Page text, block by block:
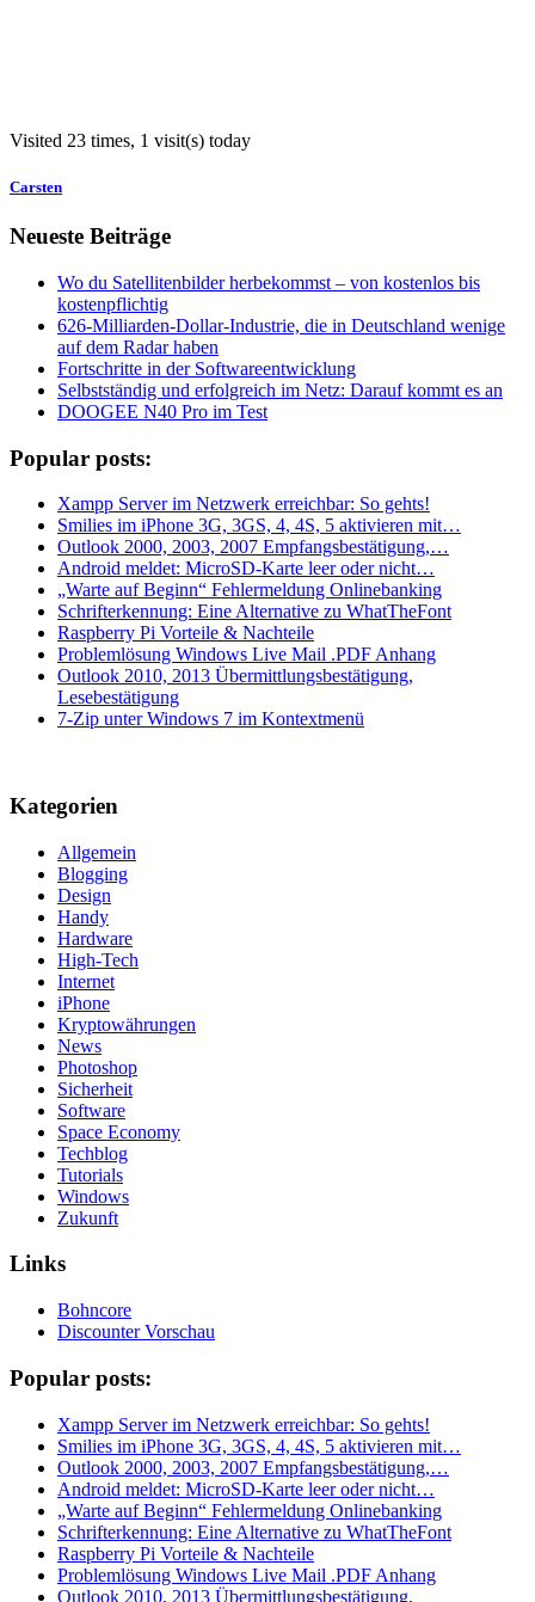
Visited 23 times, 1 visit(s) today
Carsten
Neueste Beiträge
Wo du Satellitenbilder herbekommst – von kostenlos bis
kostenpflichtig
626-Milliarden-Dollar-Industrie, die in Deutschland wenige
auf dem Radar haben
Fortschritte in der Softwareentwicklung
Selbstständig und erfolgreich im Netz: Darauf kommt es an
DOOGEE N40 Pro im Test
Popular posts:
Xampp Server im Netzwerk erreichbar: So gehts!
Smilies im iPhone 3G, 3GS, 4, 4S, 5 aktivieren mit…
Outlook 2000, 2003, 2007 Empfangsbestätigung,…
Android meldet: MicroSD-Karte leer oder nicht…
„Warte auf Beginn“ Fehlermeldung Onlinebanking
Schrifterkennung: Eine Alternative zu WhatTheFont
Raspberry Pi Vorteile & Nachteile
Problemlösung Windows Live Mail .PDF Anhang
Outlook 2010, 2013 Übermittlungsbestätigung,
Lesebestätigung
7-Zip unter Windows 7 im Kontextmenü
Kategorien
Allgemein
Blogging
Design
Handy
Hardware
High-Tech
Internet
iPhone
Kryptowährungen
News
Photoshop
Sicherheit
Software
Space Economy
Techblog
Tutorials
Windows
Zukunft
Links
Bohncore
Discounter Vorschau
Popular posts:
Xampp Server im Netzwerk erreichbar: So gehts!
Smilies im iPhone 3G, 3GS, 4, 4S, 5 aktivieren mit…
Outlook 2000, 2003, 2007 Empfangsbestätigung,…
Android meldet: MicroSD-Karte leer oder nicht…
„Warte auf Beginn“ Fehlermeldung Onlinebanking
Schrifterkennung: Eine Alternative zu WhatTheFont
Raspberry Pi Vorteile & Nachteile
Problemlösung Windows Live Mail .PDF Anhang
Outlook 2010, 2013 Übermittlungsbestätigung,